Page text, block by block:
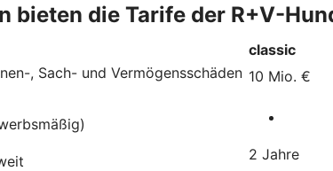
bieten die Tarife der R+V-
classic
, Sach- und Vermögensschäden 10 Mio. €
2 Jahre